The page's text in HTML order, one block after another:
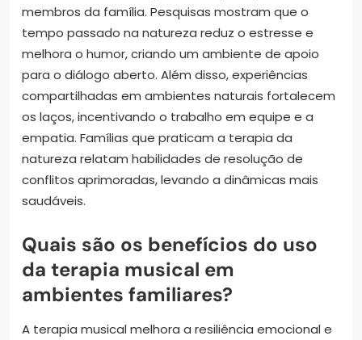
membros da família. Pesquisas mostram que o
tempo passado na natureza reduz o estresse e
melhora o humor, criando um ambiente de apoio
para o diálogo aberto. Além disso, experiências
compartilhadas em ambientes naturais fortalecem
os laços, incentivando o trabalho em equipe e a
empatia. Famílias que praticam a terapia da
natureza relatam habilidades de resolução de
conflitos aprimoradas, levando a dinâmicas mais
saudáveis.
Quais são os benefícios do uso
da terapia musical em
ambientes familiares?
A terapia musical melhora a resiliência emocional e